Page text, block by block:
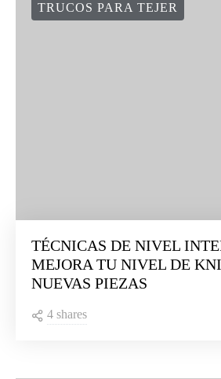
TRUCOS PARA TEJER
TÉCNICAS DE NIVEL
MEJORA TU NIVEL DE
NUEVAS PIEZAS
4 shares